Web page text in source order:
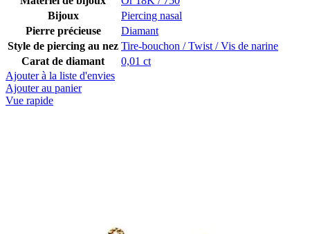
Bijoux
Piercing nasal
Pierre précieuse
Diamant
Style de piercing au nez Tire-bouchon / Twist / Vis de narine
Carat de diamant
0,01 ct
Ajouter à la liste d'envies
Ajouter au panier
Vue rapide